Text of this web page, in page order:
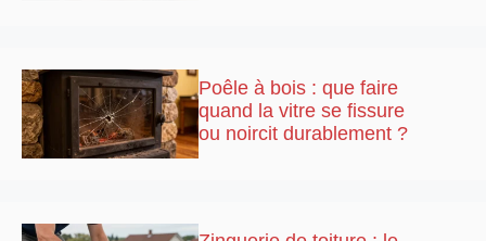
Poêle à bois : que faire
quand la vitre se fissure
ou noircit durablement ?